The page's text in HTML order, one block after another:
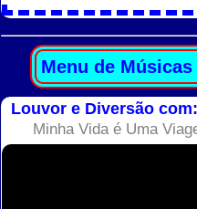
Louvor e Diversão com:
Minha Vida é Uma